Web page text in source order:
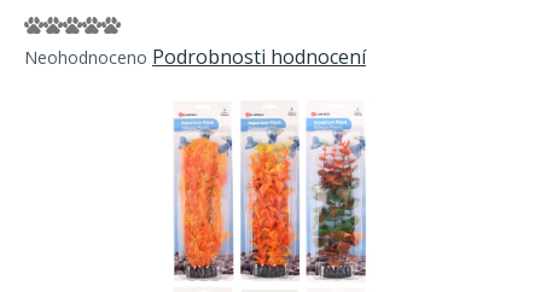
Průměrné
hodnocení
Neohodnoceno Podrobnosti hodnocení